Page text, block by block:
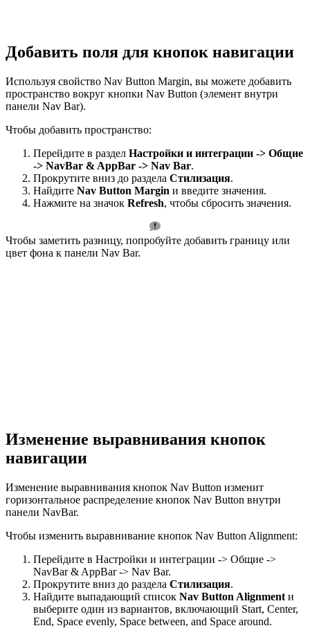
Добавить поля для кнопок навигации
Используя свойство Nav Button Margin, вы можете добавить
пространство вокруг кнопки Nav Button (элемент внутри
панели Nav Bar).
Чтобы добавить пространство:
Перейдите в раздел Настройки и интеграции -> Общие
-> NavBar & AppBar -> Nav Bar.
Прокрутите вниз до раздела Стилизация.
Найдите Nav Button Margin и введите значения.
Нажмите на значок Refresh, чтобы сбросить значения.
Чтобы заметить разницу, попробуйте добавить границу или
цвет фона к панели Nav Bar.
Изменение выравнивания кнопок
навигации
Изменение выравнивания кнопок Nav Button изменит
горизонтальное распределение кнопок Nav Button внутри
панели NavBar.
Чтобы изменить выравнивание кнопок Nav Button Alignment:
Перейдите в Настройки и интеграции -> Общие ->
NavBar & AppBar -> Nav Bar.
Прокрутите вниз до раздела Стилизация.
Найдите выпадающий список Nav Button Alignment и
выберите один из вариантов, включающий Start, Center,
End, Space evenly, Space between, and Space around.